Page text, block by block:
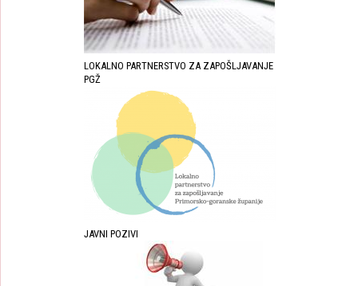
LOKALNO PARTNERSTVO ZA ZAPOŠLJAVANJE
PGŽ
JAVNI POZIVI